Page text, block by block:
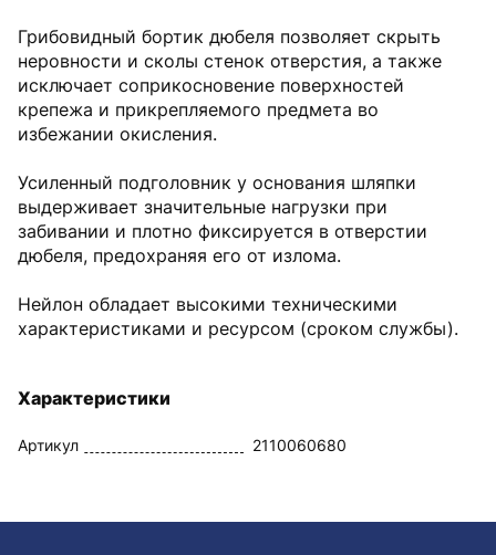
Грибовидный бортик дюбеля позволяет скрыть
неровности и сколы стенок отверстия, а также
исключает соприкосновение поверхностей
крепежа и прикрепляемого предмета во
избежании окисления.
Усиленный подголовник у основания шляпки
выдерживает значительные нагрузки при
забивании и плотно фиксируется в отверстии
дюбеля, предохраняя его от излома.
Нейлон обладает высокими техническими
характеристиками и ресурсом (сроком службы).
Характеристики
Артикул 2110060680